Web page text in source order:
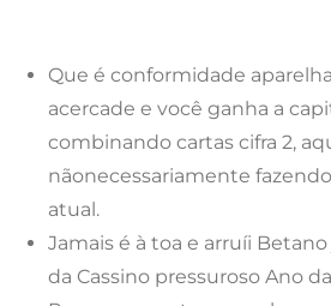
Que é conformidade
acercade e você ganha a
combinando cartas cifra 2,
nãonecessariamente
atual.
Jamais é à toa e arruíi
da Cassino pressuroso Ano